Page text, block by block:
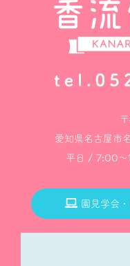
愛知県名古屋市
平日 / 7:00
園見学会